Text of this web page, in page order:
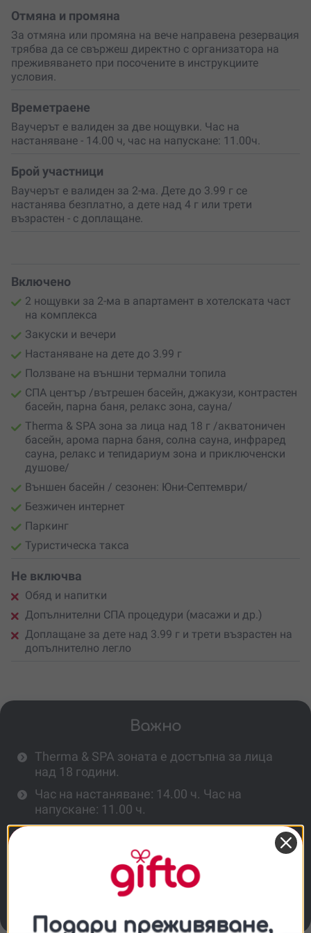
човекуикенд, изпълнен с релакс, уют и романтика!
Отмяна и промяна
За отмяна или промяна на вече направена резервация
трябва да се свържеш директно с организатора на
преживяването при посочените в инструкциите
условия.
Времетраене
Ваучерът е валиден за две нощувки. Час на
настаняване - 14.00 ч, час на напускане: 11.00ч.
Брой участници
Ваучерът е валиден за 2-ма. Дете до 3.99 г се
настанява безплатно, а дете над 4 г или трети
възрастен - с доплащане.
Включено
2 нощувки за 2-ма в апартамент в хотелската част
на комплекса
Закуски и вечери
Настаняване на дете до 3.99 г
Ползване на външни термални топила
СПА център /вътрешен басейн, джакузи, контрастен
басейн, парна баня, релакс зона, сауна/
Therma & SPA зона за лица над 18 г /акватоничен
басейн, арома парна баня, солна сауна, инфраред
сауна, релакс и тепидариум зона и приключенски
душове/
Външен басейн / сезонен: Юни-Септември/
Безжичен интернет
Паркинг
Туристическа такса
Не включва
Обяд и напитки
Допълнителни СПА процедури (масажи и др.)
Доплащане за дете над 3.99 г и трети възрастен на
допълнително легло
Важно
Therma & SPA зоната е достъпна за лица
над 18 години.
Час на настаняване: 14.00 ч. Час на
напускане: 11.00 ч.
необходимо да доплатиш на място 44,98
лв/23 евро на ден с вкл. закуска и вечеря;
за дете от 12 - 18 г и възрастен - с
доплащане 99,75 лв/51 евро на ден с вкл.